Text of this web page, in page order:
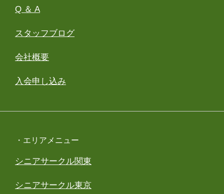
Q ＆ A
スタッフブログ
会社概要
入会申し込み
・エリアメニュー
シニアサークル関東
シニアサークル東京